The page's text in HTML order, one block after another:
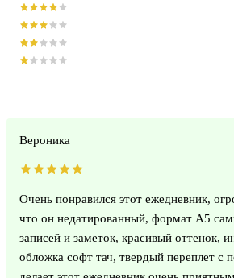
Вероника
Очень понравился этот ежедневник,
что он недатированный, формат А5
записей и заметок, красивый оттенок,
обложка софт тач, твердый переплет с